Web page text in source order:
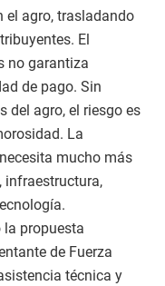
el agro, trasladando
El
no garantiza
de pago. Sin
del agro, el riesgo es
La
mucho más
infraestructura,
la propuesta
de Fuerza
técnica y